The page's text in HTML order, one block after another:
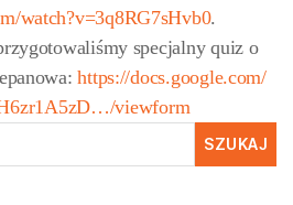
watch?v=3q8RG7sHvb0.
specjalny quiz o
https://docs.google.com/
viewform